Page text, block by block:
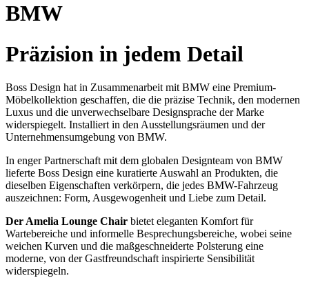
BMW
Präzision in jedem Detail
Boss Design hat in Zusammenarbeit mit BMW eine Premium-
Möbelkollektion geschaffen, die die präzise Technik, den modernen
Luxus und die unverwechselbare Designsprache der Marke
widerspiegelt. Installiert in den Ausstellungsräumen und der
Unternehmensumgebung von BMW.
In enger Partnerschaft mit dem globalen Designteam von BMW
lieferte Boss Design eine kuratierte Auswahl an Produkten, die
dieselben Eigenschaften verkörpern, die jedes BMW-Fahrzeug
auszeichnen: Form, Ausgewogenheit und Liebe zum Detail.
Der Amelia Lounge Chair bietet eleganten Komfort für
Wartebereiche und informelle Besprechungsbereiche, wobei seine
weichen Kurven und die maßgeschneiderte Polsterung eine
moderne, von der Gastfreundschaft inspirierte Sensibilität
widerspiegeln.